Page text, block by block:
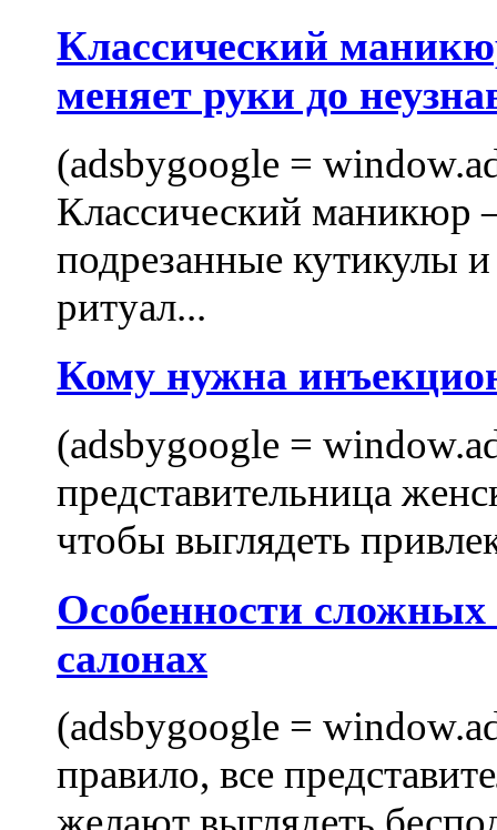
Классический
меняет руки до
(adsbygoogle =
Классический маникюр
подрезанные кутикулы
ритуал...
Кому нужна
(adsbygoogle =
представительница
чтобы выглядеть
Особенности
салонах
(adsbygoogle =
правило, все